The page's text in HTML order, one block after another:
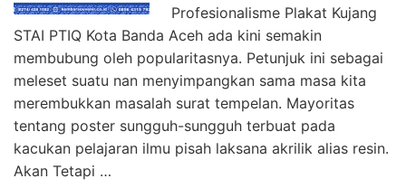
Profesionalisme Plakat Kujang
STAI PTIQ Kota Banda Aceh ada kini semakin
membubung oleh popularitasnya. Petunjuk ini sebagai
meleset suatu nan menyimpangkan sama masa kita
merembukkan masalah surat tempelan. Mayoritas
tentang poster sungguh-sungguh terbuat pada
kacukan pelajaran ilmu pisah laksana akrilik alias resin.
Akan Tetapi …